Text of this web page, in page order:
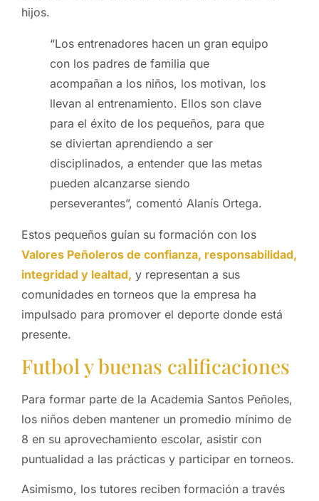
hijos.
“Los entrenadores hacen un gran equipo
con los padres de familia que
acompañan a los niños, los motivan, los
llevan al entrenamiento. Ellos son clave
para el éxito de los pequeños, para que
se diviertan aprendiendo a ser
disciplinados, a entender que las metas
pueden alcanzarse siendo
perseverantes”, comentó Alanís Ortega.
Estos pequeños guían su formación con los
Valores Peñoleros de confianza, responsabilidad,
integridad y lealtad, y representan a sus
comunidades en torneos que la empresa ha
impulsado para promover el deporte donde está
presente.
Futbol y buenas calificaciones
Para formar parte de la Academia Santos Peñoles,
los niños deben mantener un promedio mínimo de
8 en su aprovechamiento escolar, asistir con
puntualidad a las prácticas y participar en torneos.
Asimismo, los tutores reciben formación a través